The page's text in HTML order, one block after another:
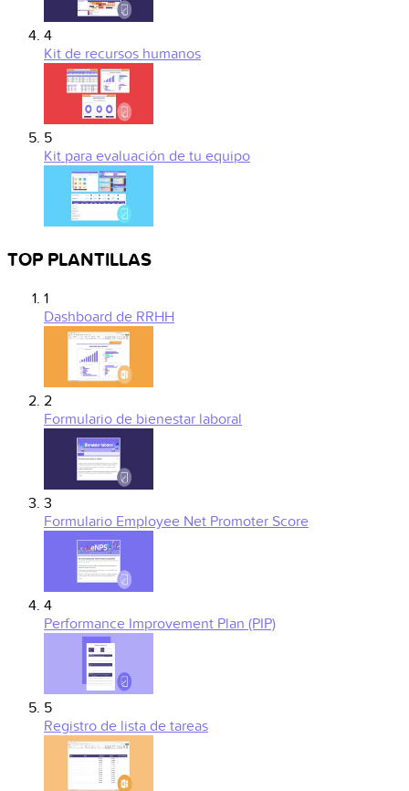
4
Kit de recursos humanos
5
Kit para evaluación de tu equipo
TOP PLANTILLAS
1
Dashboard de RRHH
2
Formulario de bienestar laboral
3
Formulario Employee Net Promoter Score
4
Performance Improvement Plan (PIP)
5
Registro de lista de tareas